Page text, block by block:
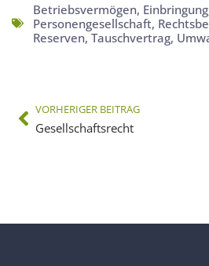
Betriebsvermögen, Einbringung
Personengesellschaft,
Reserven, Tauschvertrag,
VORHERIGER BEITRAG
Gesellschaftsrecht